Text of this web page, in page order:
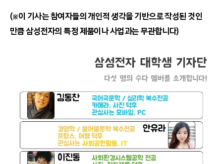
(※이 기사는 참여자들의 개인적 생각을 기반으로 작성된 것인
만큼 삼성전자의 특정 제품이나 사업과는 무관합니다)